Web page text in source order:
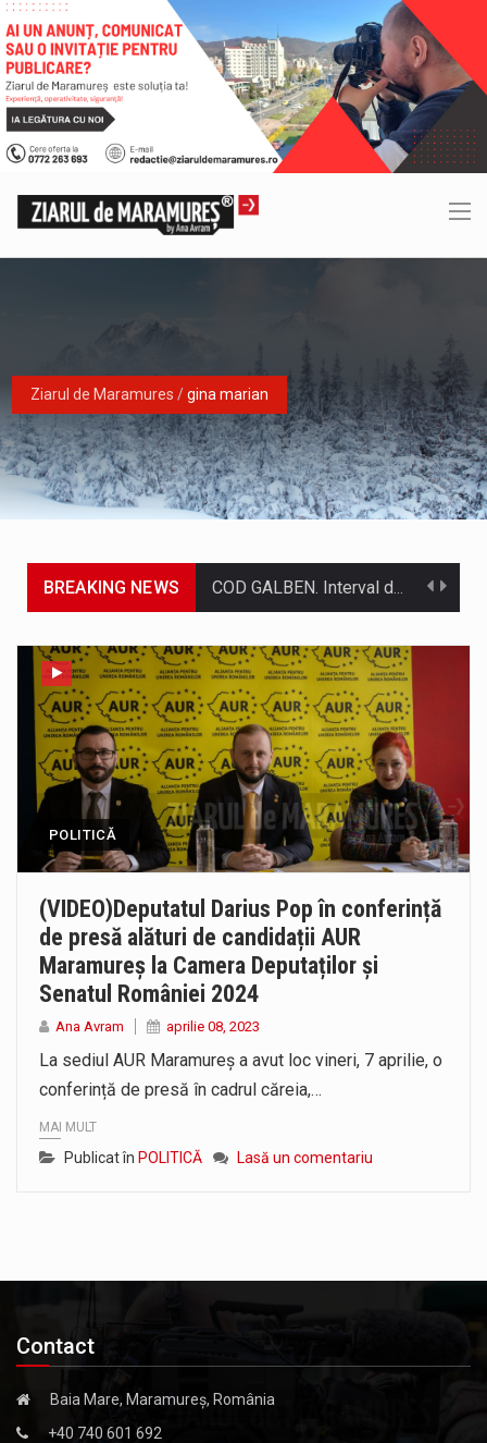
Ziarul de Maramures /gina marian
BREAKING NEWS COD GALBEN. Interval de valabilitate: 07 august, ora 12.00 – 07 august, ora 23.00 / Fenomene vizate: instabilitate atmosferică, intensificări…
Pe scurt. Statuia lui PINTEA VITEAZU din fața Jandarmeriei Maramures a ajuns să fie zilele acestea mărul discordiei între administrații.…
Biroul Parlamentar al Senatorului Cristian-Augustin Niculescu-Țâgârlaș a organizat dezbaterea publică cu tema „Noile reguli pentru construcții și prosumatori” având ca…
Noile statii de călători, achizitionate la preț de garsonieră per bucată, dezamăgesc total cetățenii care folosesc mijloacele de transport în…
Municipiul Baia Mare, prin Serviciul Public Comunitar Local de Evidență a Persoanelor - Serviciul Evidența Persoanelor, îi informează pe cetățenii…
POLITICĂ
(VIDEO)Deputatul Darius Pop în conferință
de presă alături de candidații AUR
Maramureș la Camera Deputaților și
Senatul României 2024
Ana Avram aprilie 08, 2023
La sediul AUR Maramureș a avut loc vineri, 7 aprilie, o
conferință de presă în cadrul căreia,…
MAI MULT
Publicat în POLITICĂ Lasă un comentariu
Contact
Baia Mare, Maramureș, România
+40 740 601 692